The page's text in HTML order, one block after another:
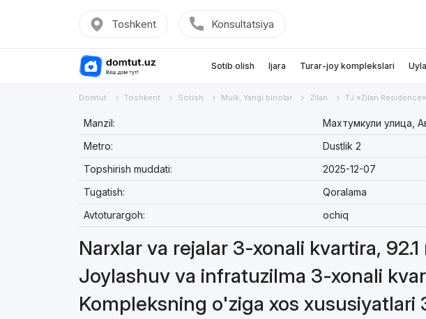
Toshkent Konsultatsiya
Sotib olish Ijara Turar-joy komplekslari
Domtut Toshkent Sotish Mulk, Yangi binolar Zilan TJ «Zilan Residence»
Manzil:
Махтумкули улица,
Metro:
Dustlik 2
Topshirish muddati:
2025-12-07
Tugatish:
Qoralama
Avtoturargoh:
ochiq
Narxlar va rejalar 3-xonali kvartira, 92.1
Joylashuv va infratuzilma 3-xonali
Kompleksning o'ziga xos xususiyatlari